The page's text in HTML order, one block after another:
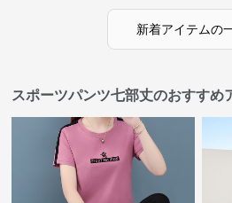
新着アイテムの
スポーツパンツ七部丈のおすすめ